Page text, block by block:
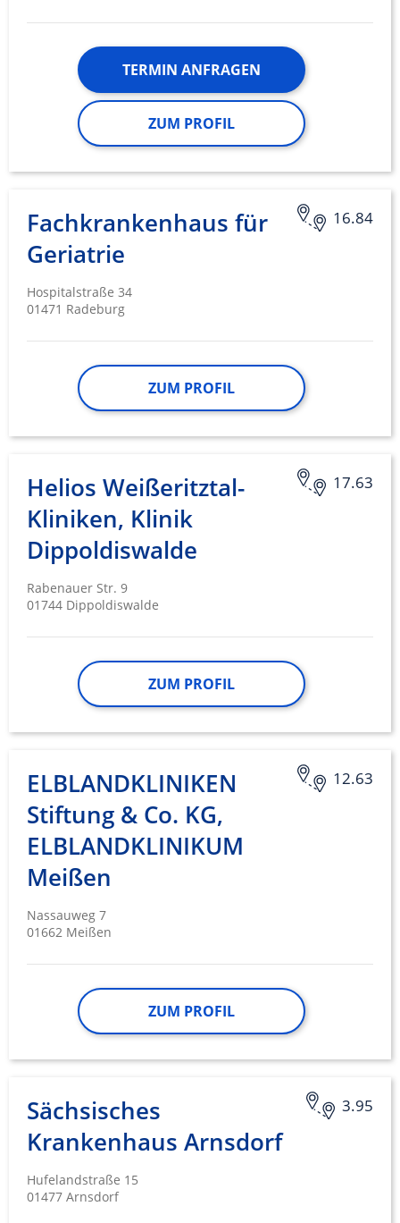
TERMIN ANFRAGEN
ZUM PROFIL
16.84
Fachkrankenhaus für
Geriatrie
Hospitalstraße 34
01471 Radeburg
ZUM PROFIL
17.63
Helios Weißeritztal-
Kliniken, Klinik
Dippoldiswalde
Rabenauer Str. 9
01744 Dippoldiswalde
ZUM PROFIL
12.63
ELBLANDKLINIKEN
Stiftung & Co. KG,
ELBLANDKLINIKUM
Meißen
Nassauweg 7
01662 Meißen
ZUM PROFIL
3.95
Sächsisches
Krankenhaus Arnsdorf
Hufelandstraße 15
01477 Arnsdorf
Informationen identifizieren
Nicht-IAB-Verarbeitungszwecke:
Notwendig
Performance
Funktional